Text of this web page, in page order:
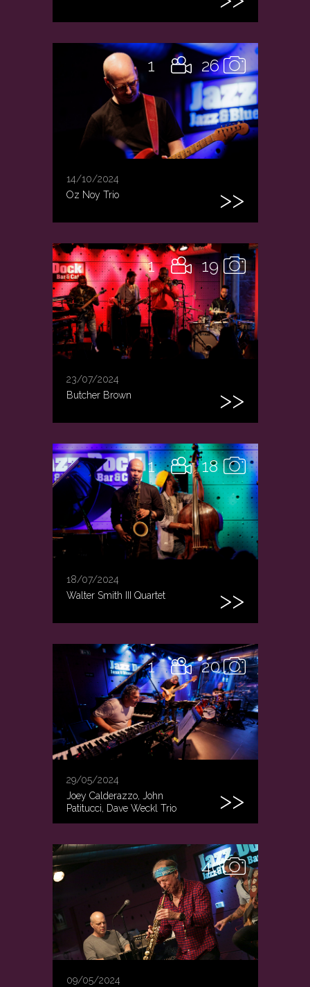
26
1
14/10/2024
Oz Noy Trio
19
1
23/07/2024
Butcher Brown
18
1
18/07/2024
Walter Smith III Quartet
20
1
29/05/2024
Joey Calderazzo, John
Patitucci, Dave Weckl Trio
40
09/05/2024